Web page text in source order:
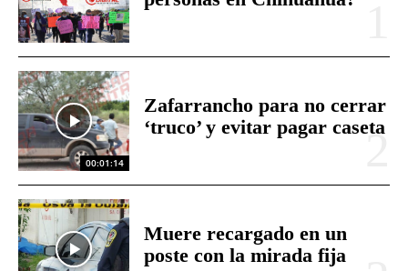
00:01:14
Zafarrancho para no cerrar
‘truco’ y evitar pagar caseta
Muere recargado en un
poste con la mirada fija